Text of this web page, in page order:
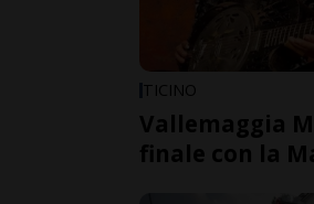
TICINO
Vallemaggia
finale con la